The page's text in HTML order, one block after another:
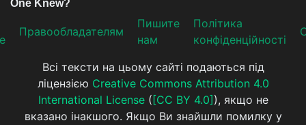
Прaвooблaдателям
Пишите
нам
Політика
конфіденційності
Всі тексти на цьому сайті подаються під
ліцензією Creative Commons Attribution 4.0
International License( [CC BY 4.0] ), якщо не
вказано інакшого. Якщо Ви знайшли помилку у